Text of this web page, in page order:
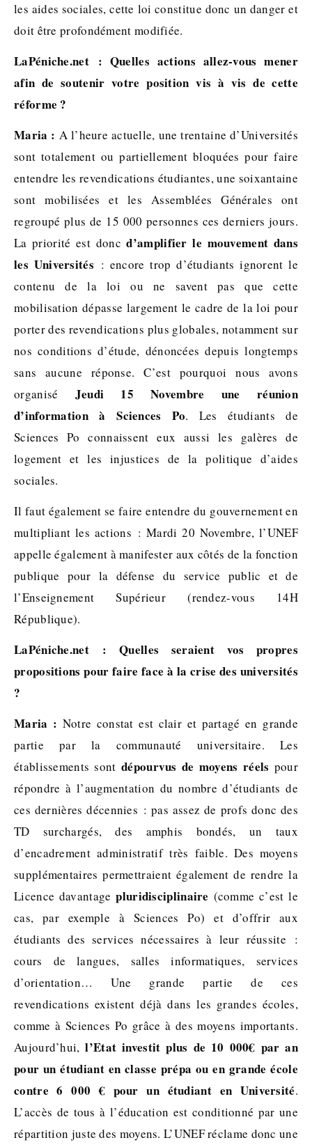
les aides sociales, cette loi constitue donc un danger et
doit être profondément modifiée.
LaPéniche.net : Quelles actions allez-vous mener
afin de soutenir votre position vis à vis de cette
réforme ?
Maria : A l’heure actuelle, une trentaine d’Universités
sont totalement ou partiellement bloquées pour faire
entendre les revendications étudiantes, une soixantaine
sont mobilisées et les Assemblées Générales ont
regroupé plus de 15 000 personnes ces derniers jours.
La priorité est doncd’amplifier le mouvement dans
les Universités : encore trop d’étudiants ignorent le
contenu de la loi ou ne savent pas que cette
mobilisation dépasse largement le cadre de la loi pour
porter des revendications plus globales, notamment sur
nos conditions d’étude, dénoncées depuis longtemps
sans aucune réponse. C’est pourquoi nous avons
organisé Jeudi 15 Novembre une réunion
d’information à Sciences Po. Les étudiants de
Sciences Po connaissent eux aussi les galères de
logement et les injustices de la politique d’aides
sociales.
Il faut également se faire entendre du gouvernement en
multipliant les actions : Mardi 20 Novembre, l’UNEF
appelle également à manifester aux côtés de la fonction
publique pour la défense du service public et de
l’Enseignement Supérieur (rendez-vous 14H
République).
LaPéniche.net : Quelles seraient vos propres
propositions pour faire face à la crise des universités
?
Maria : Notre constat est clair et partagé en grande
partie par la communauté universitaire. Les
établissements sont dépourvus de moyens réels pour
répondre à l’augmentation du nombre d’étudiants de
ces dernières décennies : pas assez de profs donc des
TD surchargés, des amphis bondés, un taux
d’encadrement administratif très faible. Des moyens
supplémentaires permettraient également de rendre la
Licence davantagepluridisciplinaire (comme c’est le
cas, par exemple à Sciences Po) et d’offrir aux
étudiants des services nécessaires à leur réussite :
cours de langues, salles informatiques, services
d’orientation… Une grande partie de ces
revendications existent déjà dans les grandes écoles,
comme à Sciences Po grâce à des moyens importants.
Aujourd’hui, l’Etat investit plus de 10 000€ par an
pour un étudiant en classe prépa ou en grande école
contre 6 000 € pour un étudiant en Université.
L’accès de tous à l’éducation est conditionné par une
répartition juste des moyens. L’UNEF réclame donc une